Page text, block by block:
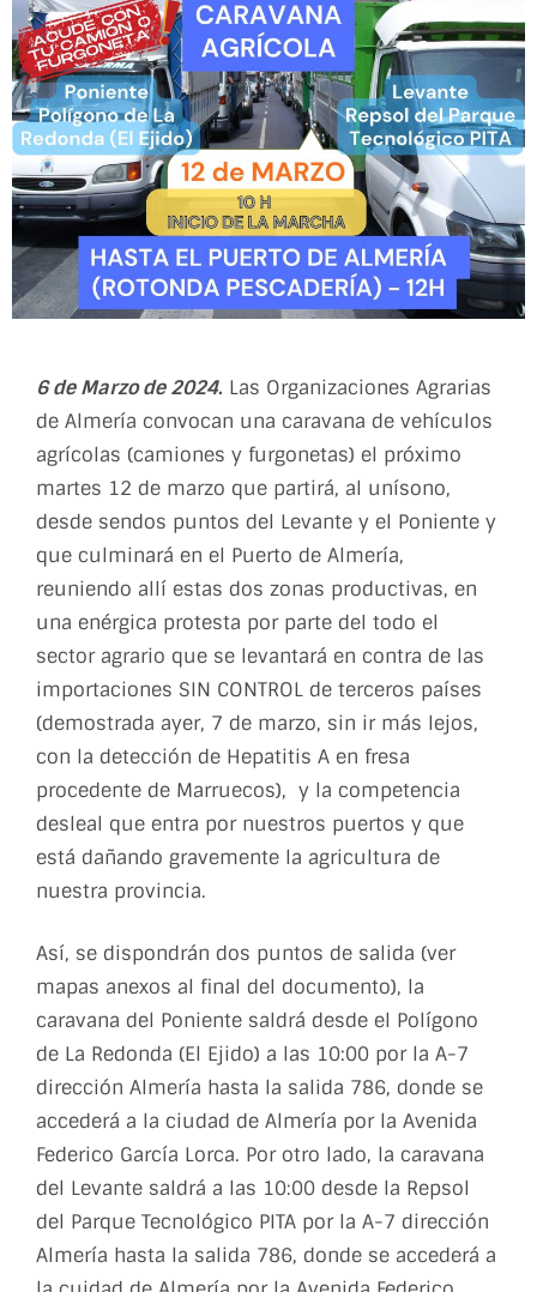
6 de Marzo de 2024. Las Organizaciones Agrarias
de Almería convocan una caravana de vehículos
agrícolas (camiones y furgonetas) el próximo
martes 12 de marzo que partirá, al unísono,
desde sendos puntos del Levante y el Poniente y
que culminará en el Puerto de Almería,
reuniendo allí estas dos zonas productivas, en
una enérgica protesta por parte del todo el
sector agrario que se levantará en contra de las
importaciones SIN CONTROL de terceros países
(demostrada ayer, 7 de marzo, sin ir más lejos,
con la detección de Hepatitis A en fresa
procedente de Marruecos), y la competencia
desleal que entra por nuestros puertos y que
está dañando gravemente la agricultura de
nuestra provincia.
Así, se dispondrán dos puntos de salida (ver
mapas anexos al final del documento), la
caravana del Poniente saldrá desde el Polígono
de La Redonda (El Ejido) a las 10:00 por la A-7
dirección Almería hasta la salida 786, donde se
accederá a la ciudad de Almería por la Avenida
Federico García Lorca. Por otro lado, la caravana
del Levante saldrá a las 10:00 desde la Repsol
del Parque Tecnológico PITA por la A-7 dirección
Almería hasta la salida 786, donde se accederá a